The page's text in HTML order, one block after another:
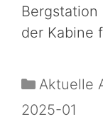
der Kabine
Aktuelle
2025-01